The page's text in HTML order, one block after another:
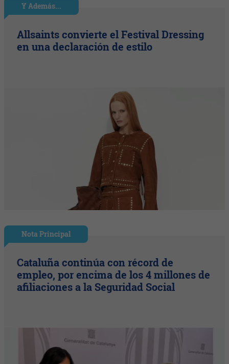
Y Además...
Allsaints convierte el Festival Dressing
en una declaración de estilo
Nota Principal
Cataluña continúa con récord de
empleo, por encima de los 4 millones de
afiliaciones a la Seguridad Social